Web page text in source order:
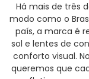
Há mais de três
modo como o
país, a marca é
sol e lentes de
conforto visual.
queremos que